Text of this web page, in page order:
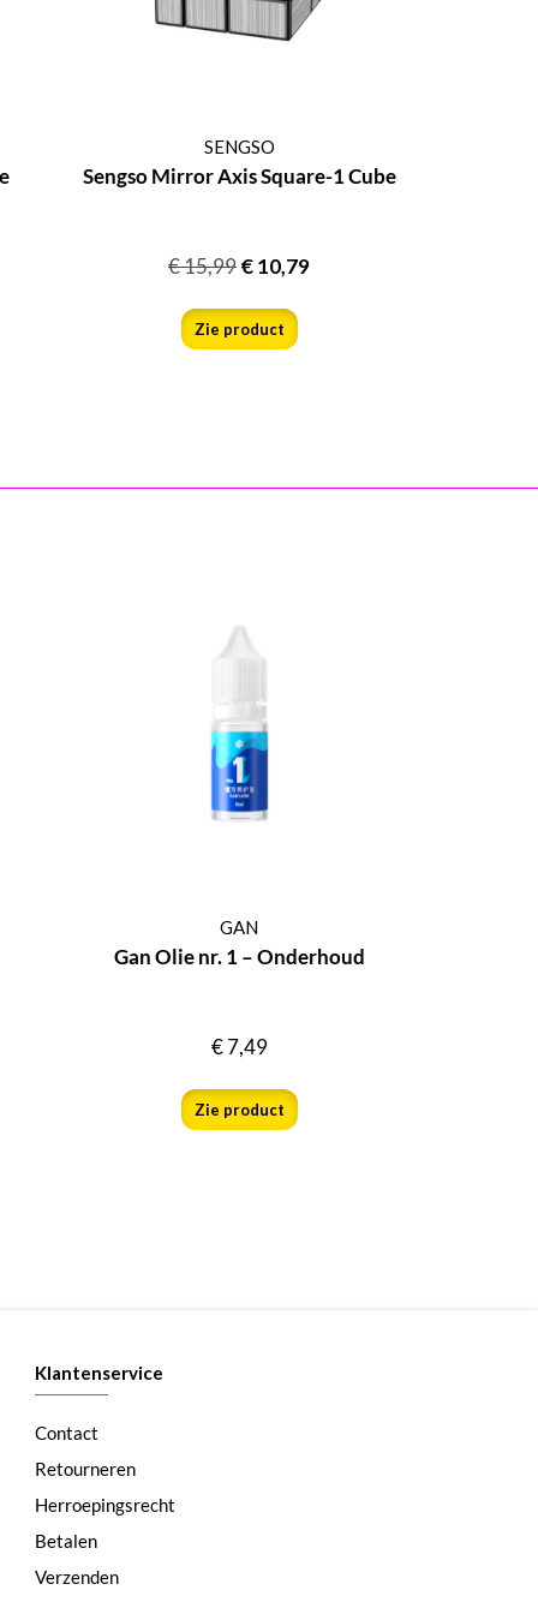
SENGSO
Sengso Mirror Axis Square-1 Cube
€15,99€10,79
Zie product
GAN
Gan Olie nr. 1 – Onderhoud
€7,49
Zie product
Klantenservice
Contact
Retourneren
Herroepingsrecht
Betalen
Verzenden